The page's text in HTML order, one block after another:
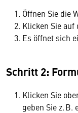
Öffnen Sie die
Klicken Sie
Es öffnet sich
Schritt 2:
Klicken Sie
geben Sie z.